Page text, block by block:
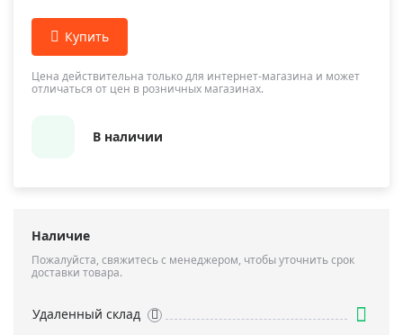
Цена действительна только для интернет-магазина и может
отличаться от цен в розничных магазинах.
В наличии
Наличие
Пожалуйста, свяжитесь с менеджером, чтобы уточнить срок
доставки товара.
Удаленный склад